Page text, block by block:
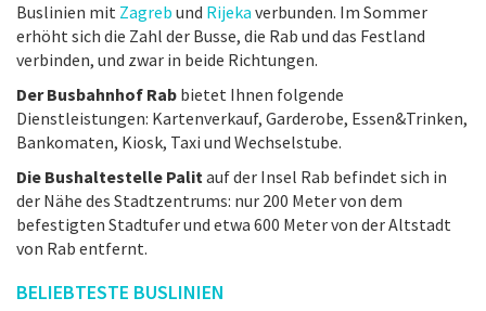
Buslinien mit Zagreb und Rijeka verbunden. Im Sommer
erhöht sich die Zahl der Busse, die Rab und das Festland
verbinden, und zwar in beide Richtungen.
Der Busbahnhof Rab bietet Ihnen folgende
Dienstleistungen: Kartenverkauf, Garderobe, Essen&Trinken,
Bankomaten, Kiosk, Taxi und Wechselstube.
Die Bushaltestelle Palitauf der Insel Rab befindet sich in
der Nähe des Stadtzentrums: nur 200 Meter von dem
befestigten Stadtufer und etwa 600 Meter von der Altstadt
von Rab entfernt.
BELIEBTESTE BUSLINIEN